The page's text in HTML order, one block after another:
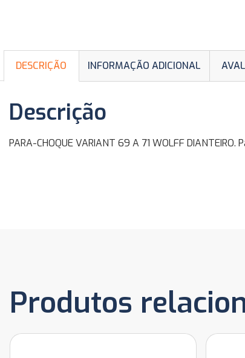
DESCRIÇÃO INFORMAÇÃO ADICIONAL
Descrição
PARA-CHOQUE VARIANT 69 A 71 WOLFF
Produtos